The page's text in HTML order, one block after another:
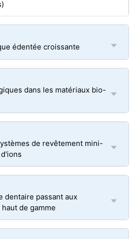
édentée croissante
dans les matériaux bio-
de revêtement mini-
dentaire passant aux
de gamme